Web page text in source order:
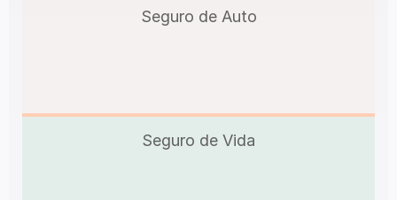
Seguro de Auto
Seguro de Vida